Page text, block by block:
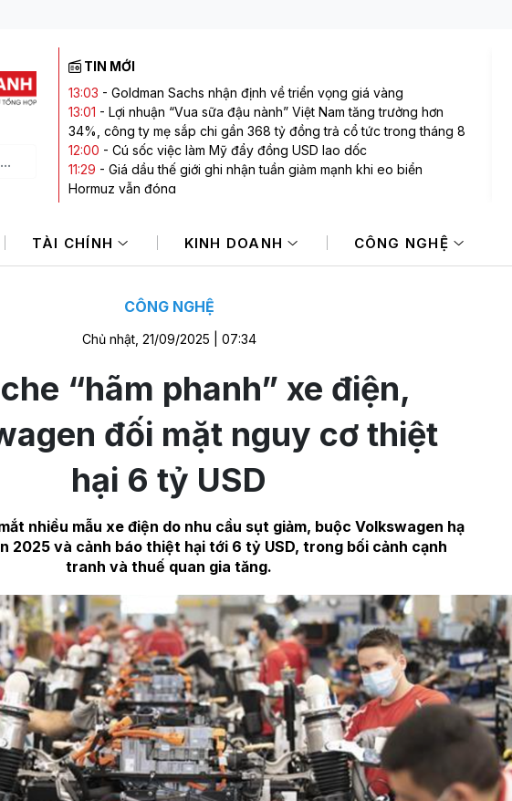
TIN MỚI
13:03 - Goldman Sachs nhận định về triển vọng giá vàng
13:01 - Lợi nhuận “Vua sữa đậu nành” Việt Nam tăng trưởng hơn
34%, công ty mẹ sắp chi gần 368 tỷ đồng trả cổ tức trong tháng 8
12:00 - Cú sốc việc làm Mỹ đẩy đồng USD lao dốc
11:29 - Giá dầu thế giới ghi nhận tuần giảm mạnh khi eo biển
Hormuz vẫn đóng
11:25-Hà Nội ngày càng khan hiếm nguồn cung văn phòng hạng A
tại khu vực trung tâm
TÀI CHÍNH KINH DOANH CÔNG NGHỆ
CÔNG NGHỆ
Chủ nhật, 21/09/2025 | 07:34
“hãm phanh” xe điện,
đối mặt nguy cơ thiệt
hại 6 tỷ USD
nhiều mẫu xe điện do nhu cầu sụt giảm, buộc Volkswagen hạ
2025 và cảnh báo thiệt hại tới 6 tỷ USD, trong bối cảnh cạnh
tranh và thuế quan gia tăng.